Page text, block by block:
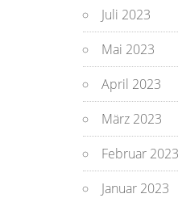
Juli 2023
Mai 2023
April 2023
März 2023
Februar 2023
Januar 2023